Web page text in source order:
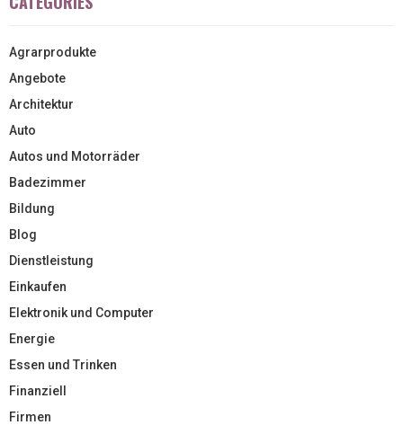
Agrarprodukte
Angebote
Architektur
Auto
Autos und Motorräder
Badezimmer
Bildung
Blog
Dienstleistung
Einkaufen
Elektronik und Computer
Energie
Essen und Trinken
Finanziell
Firmen